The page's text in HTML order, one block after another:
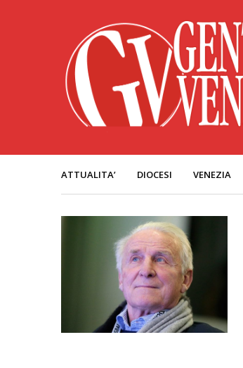
ATTUALITA’ DIOCESI VENEZIA